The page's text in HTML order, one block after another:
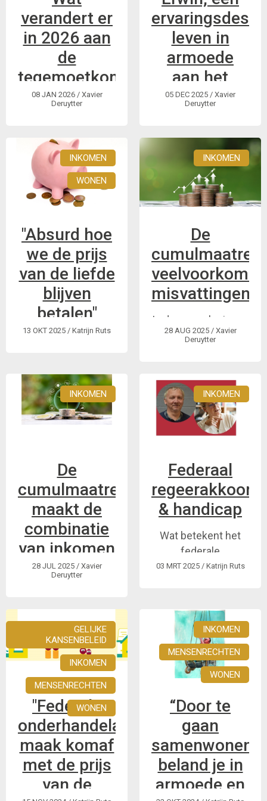
verandert er
in 2026 aan
de
tegemoetkomingen
en de
ervan?
Vanaf januari 2026
veranderen een
aantal regels binnen
de sociale
zekerheid. GRIP legt
het vergrootglas op
de wijzigingen die
zeker zijn.
08 JAN 2026/ Xavier
Deruytter
leven in
armoede
aan het
woord
ervaringsdeskundige
leven in armoede en
leven met een
handicap. In dit
artikel geven we
05 DEC 2025 / Xavier
Deruytter
INKOMEN
WONEN
"Absurd hoe
we de prijs
van de liefde
blijven
betalen"
handicap.
13 OKT 2025 / Katrijn Ruts
INKOMEN
De
misvattingen
In de zomerlezingen
verdiept GRIP zich
dit artikel gaan we
dieper in op 3
veelvoorkomende
misvattingen.
28 AUG 2025/ Xavier
Deruytter
INKOMEN
De
cumulmaatregel
maakt de
combinatie
van inkomen
uit arbeid en
tijdelijk meer
mogelijk
In “zomerlezingen
over inkomen” leest
GRIP zich verder in
over de
cumulmaatregel en
de gevolgen ervan.
We doen dit in
verschillende
artikels; gespreid
28 JUL 2025/ Xavier
Deruytter
INKOMEN
Federaal
regeerakkoord
& handicap
Wat betekent het
federale
regeerakkoord voor
chronische ziekte?
03 MRT 2025/ Katrijn Ruts
GELIJKE
KANSENBELEID
INKOMEN
MENSENRECHTEN
WONEN
"Federale
onderhandelaars,
maak komaf
met de prijs
van de
INKOMEN
MENSENRECHTEN
WONEN
“Door te
gaan
samenwonen
beland je in
armoede en